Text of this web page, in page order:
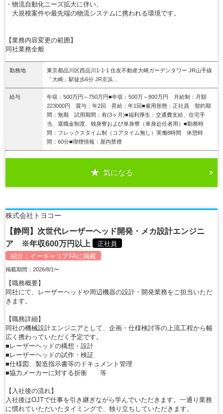
・物流自動化ニーズ拡大に伴い、
大規模案件や最先端の物流システムに携われる環境です。
【業務内容変更の範囲】
同社業務全般
勤務地
東京都品川区西品川1-1-1 住友不動産大崎ガーデンタワー JR山手線
「大崎」駅徒歩6分 JR京浜…
給与
年収：500万円～750万円■年収：500万～800万円 月給制：月額
223000円 賞与：年2回 昇給：年1回■雇用形態：正社員 契約期
間：無期 試用期間：有(3ヶ月)■福利厚生：交通費支給、住宅手
当、退職金制度、独身寮および単身寮（単身赴任者用）■勤務時
間：フレックスタイム制（コアタイム無し）実働8時間 休憩時
間：60分■喫煙情報：屋内禁煙
気になる
株式会社トヨコー
【静岡】次世代レーザーヘッド開発・メカ設計エンジニ
ア ※年収600万円以上
正社員
紹介： イーキャリアFAに掲載
掲載期間：2026/8/1〜
【職務概要】
同社にて、レーザーヘッドや周辺機器の設計・開発業務をご担当いただ
きます。
【職務詳細】
同社の機械設計エンジニアとして、企画・仕様検討等の上流工程から幅
広く携わっていただく予定です。
■レーザーヘッドの構想・設計
■レーザーヘッドの試作・検証
■仕様図、製造指示書等のドキュメント管理
■協力メーカーに対する折衝 等
【入社後の流れ】
入社後はOJTで仕事を引き継ぎながら学んでいただきます。一通り業務
に慣れていただいたタイミングで、独り立ちしていただきます。